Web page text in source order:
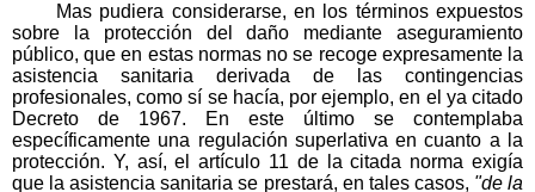
Mas pudiera considerarse, en los términos expuestos
sobre la protección del daño mediante aseguramiento
público, que en estas normas no se recoge expresamente la
asistencia sanitaria derivada de las contingencias
profesionales, como sí se hacía, por ejemplo, en el ya citado
Decreto de 1967. En este último se contemplaba
específicamente una regulación superlativa en cuanto a la
protección. Y, así, el artículo 11 de la citada norma exigía
que la asistencia sanitaria se prestará, en tales casos, "de la